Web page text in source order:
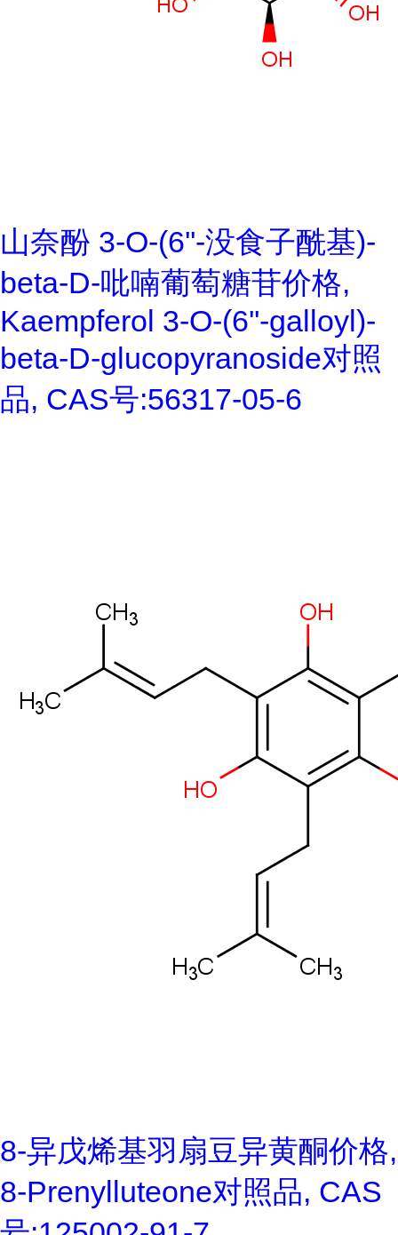
山奈酚 3-O-(6''-没食子酰基)-
beta-D-吡喃葡萄糖苷价格,
Kaempferol 3-O-(6''-galloyl)-
beta-D-glucopyranoside对照
品, CAS号:56317-05-6
8-异戊烯基羽扇豆异黄酮价格,
8-Prenylluteone对照品, CAS